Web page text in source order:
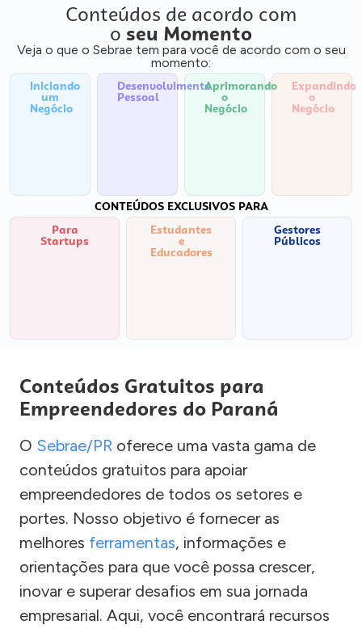
Conteúdos de acordo com
o seu Momento
Veja o que o Sebrae tem para você de acordo com o seu
momento:
Iniciando
um
Negócio
Desenvolvimento
Pessoal
Aprimorando
o
Negócio
Expandindo
o
Negócio
CONTEÚDOS EXCLUSIVOS PARA
Para
Startups
Estudantes
e
Educadores
Gestores
Públicos
Conteúdos Gratuitos para
Empreendedores do Paraná
O Sebrae/PR oferece uma vasta gama de
conteúdos gratuitos para apoiar
empreendedores de todos os setores e
portes. Nosso objetivo é fornecer as
melhores ferramentas, informações e
orientações para que você possa crescer,
inovar e superar desafios em sua jornada
empresarial. Aqui, você encontrará recursos